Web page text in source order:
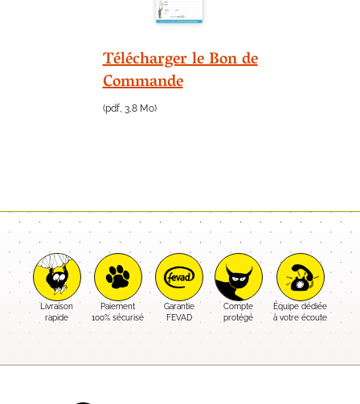
Télécharger le Bon de
Commande
(pdf, 3,8 Mo)
Livraison
rapide
Paiement
100% sécurisé
Garantie
FEVAD
Compte
protégé
Équipe dédiée
à votre écoute